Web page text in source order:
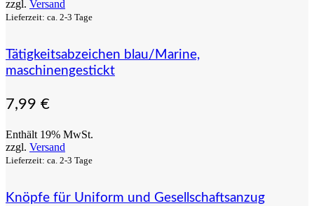
zzgl. Versand
Lieferzeit: ca. 2-3 Tage
Tätigkeitsabzeichen blau/Marine,
maschinengestickt
7,99 €
Enthält 19% MwSt.
zzgl. Versand
Lieferzeit: ca. 2-3 Tage
Knöpfe für Uniform und Gesellschaftsanzug